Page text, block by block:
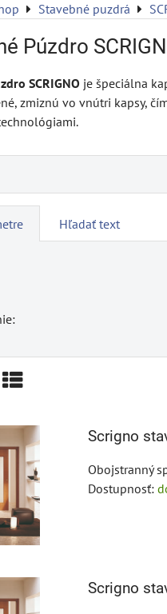
Stavebné puzdrá
Púzdro
SCRIGNO je špeciálna
zmiznú vo vnútri kapsy,
Hľadať text
Scrigno
Obojstranný
Dostupnosť:
Scrigno